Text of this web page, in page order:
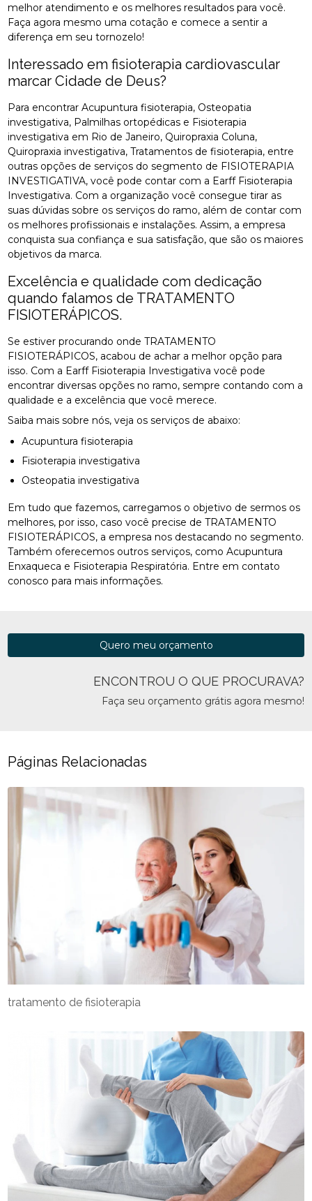
melhor atendimento e os melhores resultados para você.
Faça agora mesmo uma cotação e comece a sentir a
diferença em seu tornozelo!
Interessado em fisioterapia cardiovascular
marcar Cidade de Deus?
Para encontrar Acupuntura fisioterapia, Osteopatia
investigativa, Palmilhas ortopédicas e Fisioterapia
investigativa em Rio de Janeiro, Quiropraxia Coluna,
Quiropraxia investigativa, Tratamentos de fisioterapia, entre
outras opções de serviços do segmento de FISIOTERAPIA
INVESTIGATIVA, você pode contar com a Earff Fisioterapia
Investigativa. Com a organização você consegue tirar as
suas dúvidas sobre os serviços do ramo, além de contar com
os melhores profissionais e instalações. Assim, a empresa
conquista sua confiança e sua satisfação, que são os maiores
objetivos da marca.
Excelência e qualidade com dedicação
quando falamos de TRATAMENTO
FISIOTERÁPICOS.
Se estiver procurando onde TRATAMENTO
FISIOTERÁPICOS, acabou de achar a melhor opção para
isso. Com a Earff Fisioterapia Investigativa você pode
encontrar diversas opções no ramo, sempre contando com a
qualidade e a excelência que você merece.
Saiba mais sobre nós, veja os serviços de abaixo:
Acupuntura fisioterapia
Fisioterapia investigativa
Osteopatia investigativa
Em tudo que fazemos, carregamos o objetivo de sermos os
melhores, por isso, caso você precise de TRATAMENTO
FISIOTERÁPICOS, a empresa nos destacando no segmento.
Também oferecemos outros serviços, como Acupuntura
Enxaqueca e Fisioterapia Respiratória. Entre em contato
conosco para mais informações.
ENCONTROU O QUE PROCURAVA?
Faça seu orçamento grátis agora mesmo!
Quero meu orçamento
Páginas Relacionadas
tratamento de fisioterapia